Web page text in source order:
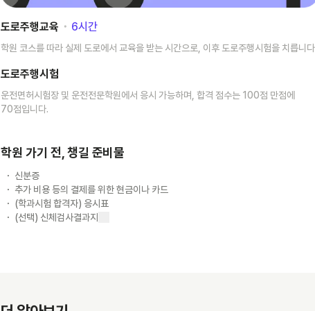
도로주행교육 ･ 6시간
학원 코스를 따라 실제 도로에서 교육을 받는 시간으로, 이후 도로주행시험을 치릅니
도로주행시험
운전면허시험장 및 운전전문학원에서 응시 가능하며, 합격 점수는 100점 만점에
70점입니다.
학원 가기 전, 챙길 준비물
신분증
추가 비용 등의 결제를 위한 현금이나 카드
(학과시험 합격자) 응시표
(선택) 신체검사결과지